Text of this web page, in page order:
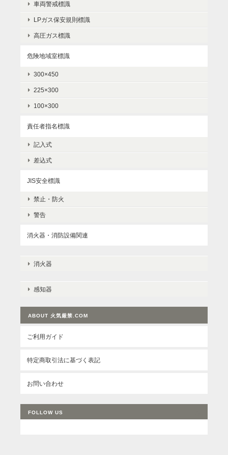
車両警戒標識
LPガス保安規則標識
高圧ガス標識
危険地域室標識
300×450
225×300
100×300
責任者指名標識
記入式
差込式
JIS安全標識
禁止・防火
警告
消火器・消防設備関連
消火器
感知器
ABOUT 火気厳禁.COM
ご利用ガイド
特定商取引法に基づく表記
お問い合わせ
FOLLOW US